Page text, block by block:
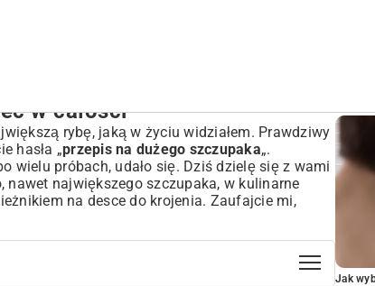
w całości
rybę, jaką w życiu widziałem. Prawdziwy
hasła „przepis na dużego szczupaka„.
wielu próbach, udało się. Dziś dzielę się z wami
największego szczupaka, w kulinarne
na desce do krojenia. Zaufajcie mi,
Jak